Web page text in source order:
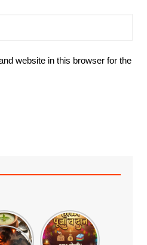
website in this browser for the